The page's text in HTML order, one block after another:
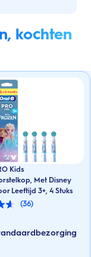
kochten
Kids
Met Disney
Leeftijd 3+, 4 Stuks
(36)